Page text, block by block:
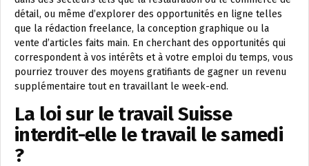
détail, ou même d’explorer des opportunités en ligne telles
que la rédaction freelance, la conception graphique ou la
vente d’articles faits main. En cherchant des opportunités qui
correspondent à vos intérêts et à votre emploi du temps, vous
pourriez trouver des moyens gratifiants de gagner un revenu
supplémentaire tout en travaillant le week-end.
La loi sur le travail Suisse
interdit-elle le travail le samedi
?